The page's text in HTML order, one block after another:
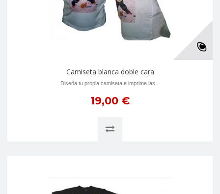
Camiseta blanca doble cara
Diseña tu propia camiseta e imprime las...
19,00 €